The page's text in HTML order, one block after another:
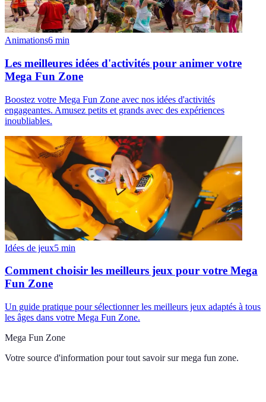
Animations6 min
Les meilleures idées d'activités pour animer votre
Mega Fun Zone
Boostez votre Mega Fun Zone avec nos idées d'activités
engageantes. Amusez petits et grands avec des expériences
inoubliables.
Idées de jeux5 min
Comment choisir les meilleurs jeux pour votre Mega
Fun Zone
Un guide pratique pour sélectionner les meilleurs jeux adaptés à tous
les âges dans votre Mega Fun Zone.
Mega Fun Zone
Votre source d'information pour tout savoir sur mega fun zone.